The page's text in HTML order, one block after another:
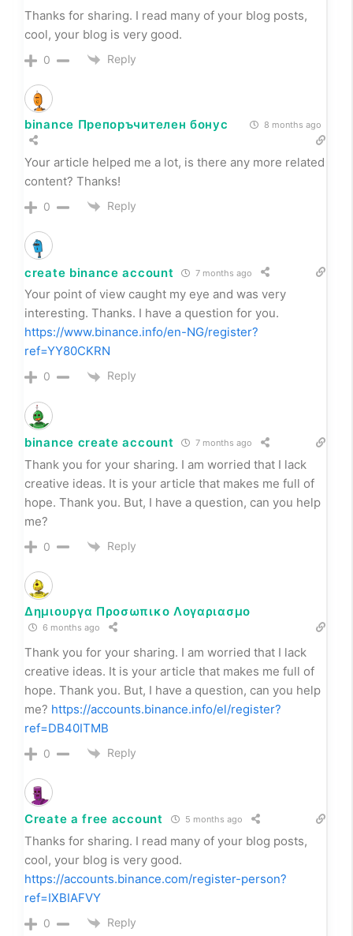
Thanks for sharing. I read many of your blog posts,
cool, your blog is very good.
0 Reply
binance Препоръчителен бонус 8 months ago
Your article helped me a lot, is there any more related
content? Thanks!
0 Reply
create binance account 7 months ago
Your point of view caught my eye and was very
interesting. Thanks. I have a question for you.
https://www.binance.info/en-NG/register?
ref=YY80CKRN
0 Reply
binance create account 7 months ago
Thank you for your sharing. I am worried that I lack
creative ideas. It is your article that makes me full of
hope. Thank you. But, I have a question, can you help
me?
0 Reply
Δημιουργα Προσωπικο Λογαριασμο
6 months ago
Thank you for your sharing. I am worried that I lack
creative ideas. It is your article that makes me full of
hope. Thank you. But, I have a question, can you help
me? https://accounts.binance.info/el/register?
ref=DB40ITMB
0 Reply
Create a free account 5 months ago
Thanks for sharing. I read many of your blog posts,
cool, your blog is very good.
https://accounts.binance.com/register-person?
ref=IXBIAFVY
0 Reply